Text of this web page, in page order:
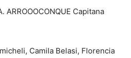
Capitana
Camila Belasi, Florencia